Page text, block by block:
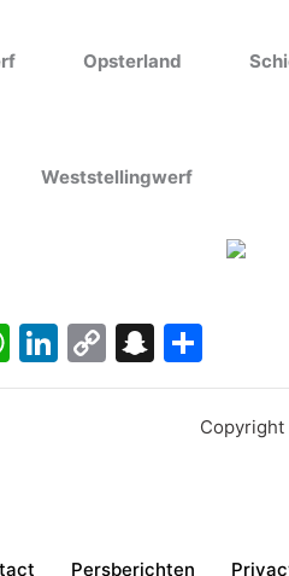
Opsterland
Weststellingwerf
WhatsApp
LinkedIn
Copy
Link
Persberichten